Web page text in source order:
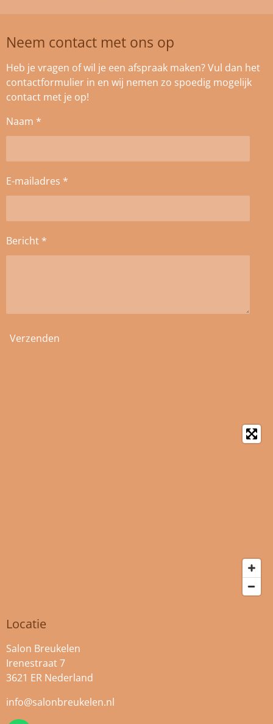
Neem contact met ons op
Heb je vragen of wil je een afspraak maken? Vul dan het
contactformulier in en wij nemen zo spoedig mogelijk
contact met je op!
Naam *
E-mailadres *
Bericht *
Verzenden
Locatie
Salon Breukelen
Irenestraat 7
3621 ER Nederland
info@salonbreukelen.nl